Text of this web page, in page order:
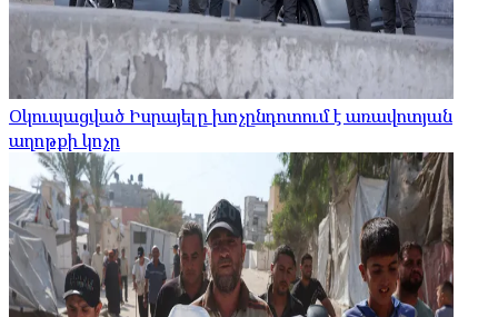
Օկուպացված Իսրայելը խոչընդոտում է առավոտյան
աղոթքի կոչը